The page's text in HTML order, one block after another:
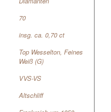
70
insg. ca. 0,70 ct
Top Wesselton, Feines
Weiß (G)
VVS-VS
Altschliff